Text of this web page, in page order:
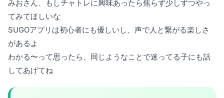
みおさん、もしチャトレに興味あったら焦らず少しずつやっ
てみてほしいな
SUGOアプリは初心者にも優しいし、声で人と繋がる楽しさ
があるよ
わかる〜って思ったら、同じようなことで迷ってる子にも話
してあげてね